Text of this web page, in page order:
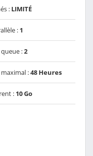
: LIMITÉ
: 1
:2
:48 Heures
: 10 Go